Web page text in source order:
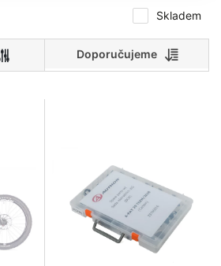
Skladem
Doporučujeme